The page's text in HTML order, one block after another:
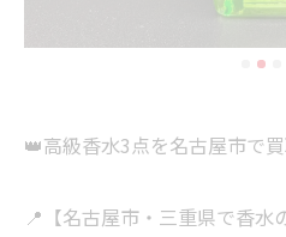
👑高級香水3点を名古屋市で
📍【名古屋市・三重県で香水